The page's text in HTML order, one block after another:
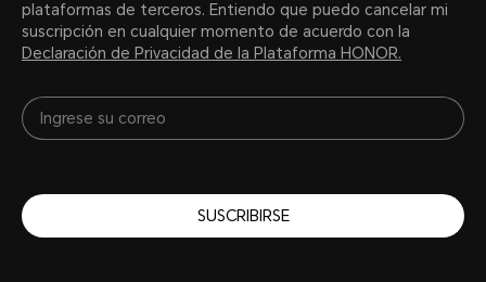
plataformas de terceros. Entiendo que puedo cancelar mi
suscripción en cualquier momento de acuerdo con la
Declaración de Privacidad de la Plataforma HONOR.
SUSCRIBIRSE